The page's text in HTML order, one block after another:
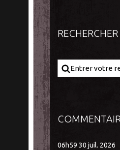
RECHERCHER
06h59 30 juil. 2026